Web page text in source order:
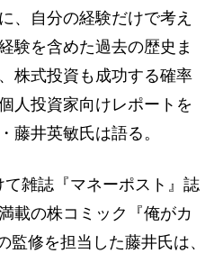
、自分の経験だけで考え
験を含めた過去の歴史ま
株式投資も成功する確率
人投資家向けレポートを
藤井英敏氏は語る。
雑誌『マネーポスト』誌
載の株コミック『俺がカ
監修を担当した藤井氏は、